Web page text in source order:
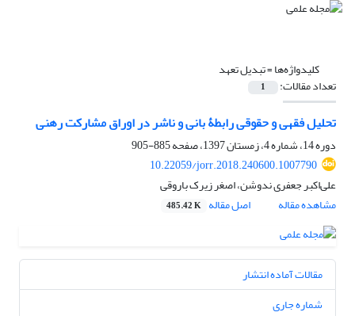
کلیدواژه‌ها =تبدیل تعهد
تعداد مقالات: 1
تحلیل فقهی و حقوقی رابطۀ بانی و ناشر در اوراق مشارکت رهنی
دوره 14، شماره 4، زمستان 1397، صفحه
885-905
10.22059/jorr.2018.240600.1007790
علی‌اکبر جعفری ندوشن، اصغر زیرک باروقی
مشاهده مقاله
اصل مقاله 485.42 K
مقالات آماده انتشار
شماره جاری